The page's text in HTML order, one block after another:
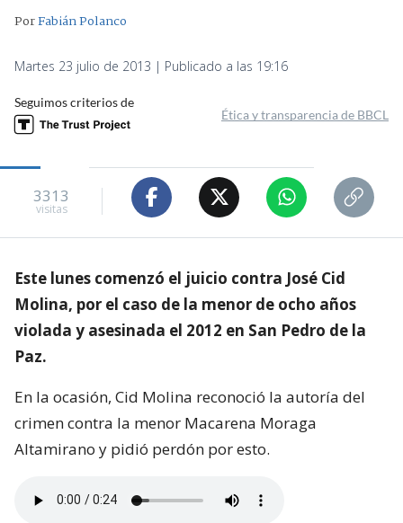
PorFabián Polanco
Martes 23 julio de 2013 | Publicado a las 19:16
Seguimos criterios de
Ética y transparencia de BBCL
3313
visitas
Este lunes comenzó el juicio contra José Cid
Molina, por el caso de la menor de ocho años
violada y asesinada el 2012 en San Pedro de la
Paz.
En la ocasión, Cid Molina reconoció la autoría del
crimen contra la menor Macarena Moraga
Altamirano y pidió perdón por esto.